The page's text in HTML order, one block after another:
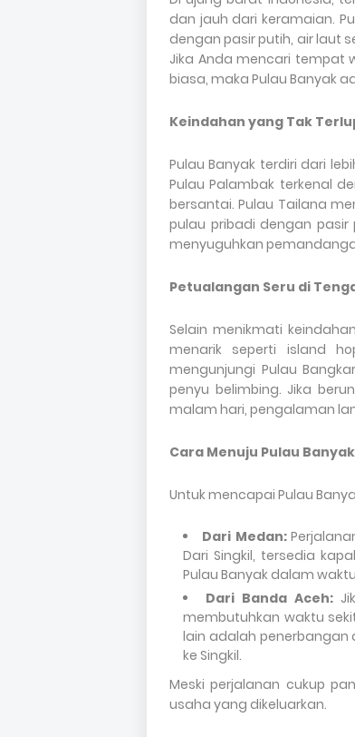
dan jauh dari keramaian.
dengan pasir putih, air laut
Jika Anda mencari tempat
biasa, maka Pulau Banyak
Keindahan yang Tak
Pulau Banyak terdiri dari
Pulau Palambak terkenal
bersantai. Pulau Tailana
pulau pribadi dengan pasir
menyuguhkan
Petualangan Seru di
Selain menikmati
menarik seperti island
mengunjungi Pulau
penyu belimbing. Jika
malam hari, pengalaman
Cara Menuju Pulau Banyak
Untuk mencapai Pulau
Dari Medan:
Dari Singkil, tersedia
Pulau Banyak dalam
Dari Banda Aceh:
membutuhkan waktu
lain adalah penerbangan
ke Singkil.
Meski perjalanan cukup
usaha yang dikeluarkan.